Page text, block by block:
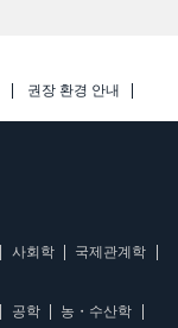
권장 환경 안내
사회학 국제관계학
공학 농・수산학